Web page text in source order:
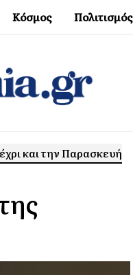
Κόσμος Πολιτισμός
και την Παρασκευή